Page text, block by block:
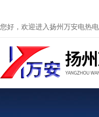
您好，欢迎进入扬州万安电热